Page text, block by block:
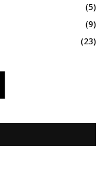
(5)
(9)
(23)